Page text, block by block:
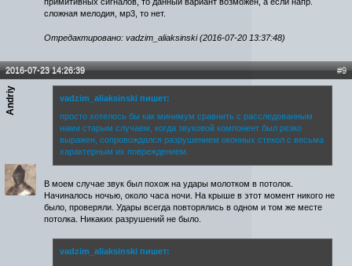
сложная мелодия, мр3, то нет.
Отредактировано: vadzim_aliaksinski (2016-07-20 13:37:48)
#9
2016-07-23 14:26:39
Andriy
vadzim_aliaksinski пишет:
просто хотелось бы как минимум сравнить с расследованным
нами старым случаем, когда звуковой компонент был резко
выражен, сопровождался разрушением оконных стекол с весьма
характерным их повреждением.
В моем случае звук был похож на удары молотком в потолок.
Начиналось ночью, около часа ночи. На крыше в этот момент никого не
было, проверяли. Удары всегда повторялись в одном и том же месте
потолка. Никаких разрушений не было.
vadzim_aliaksinski пишет: